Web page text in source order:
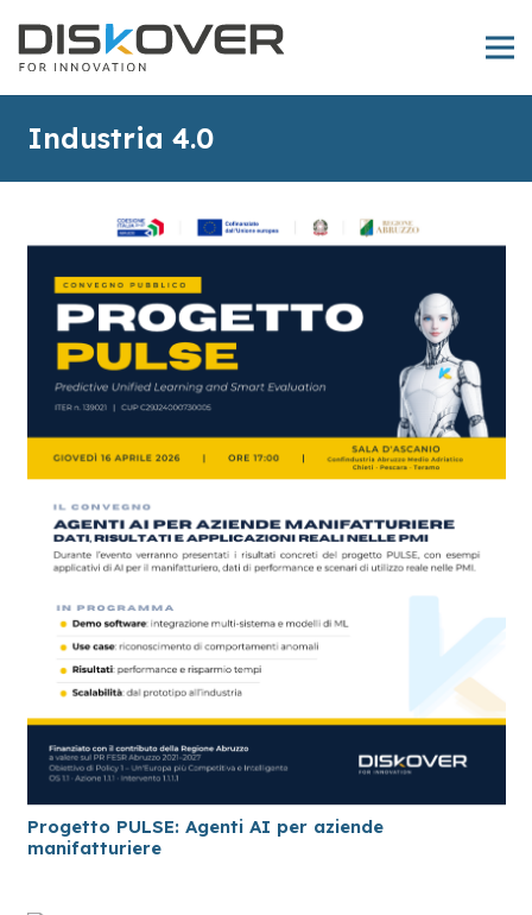
Industria 4.0
Progetto PULSE: Agenti AI per aziende
manifatturiere